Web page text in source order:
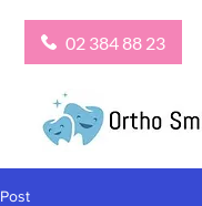
02 384 88 23
Post